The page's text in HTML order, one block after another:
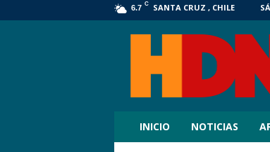
6.7 C SANTA CRUZ , CHILE
HDN
INICIO NOTICIAS